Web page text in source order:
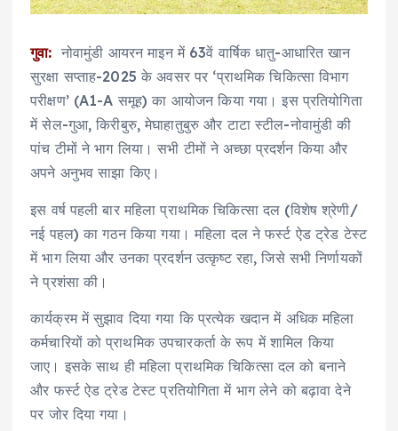
गुवा: नोवामुंडी आयरन माइन में 63वें वार्षिक धातु-आधारित खान
सुरक्षा सप्ताह-2025 के अवसर पर ‘प्राथमिक चिकित्सा विभाग
परीक्षण’ (A1-A समूह) का आयोजन किया गया। इस प्रतियोगिता
में सेल-गुआ, किरीबुरु, मेघाहातुबुरु और टाटा स्टील-नोवामुंडी की
पांच टीमों ने भाग लिया। सभी टीमों ने अच्छा प्रदर्शन किया और
अपने अनुभव साझा किए।
इस वर्ष पहली बार महिला प्राथमिक चिकित्सा दल (विशेष श्रेणी/
नई पहल) का गठन किया गया। महिला दल ने फर्स्ट ऐड ट्रेड टेस्ट
में भाग लिया और उनका प्रदर्शन उत्कृष्ट रहा, जिसे सभी निर्णायकों
ने प्रशंसा की।
कार्यक्रम में सुझाव दिया गया कि प्रत्येक खदान में अधिक महिला
कर्मचारियों को प्राथमिक उपचारकर्ता के रूप में शामिल किया
जाए। इसके साथ ही महिला प्राथमिक चिकित्सा दल को बनाने
और फर्स्ट ऐड ट्रेड टेस्ट प्रतियोगिता में भाग लेने को बढ़ावा देने
पर जोर दिया गया।